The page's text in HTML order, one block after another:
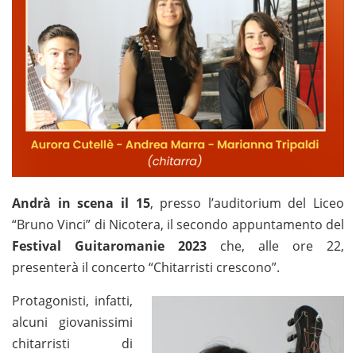
Andrà in scena il 15, presso l’auditorium del Liceo
“Bruno Vinci” di Nicotera, il secondo appuntamento del
Festival Guitaromanie 2023 che, alle ore 22,
presenterà il concerto “Chitarristi crescono”.
Protagonisti, infatti,
alcuni giovanissimi
chitarristi di